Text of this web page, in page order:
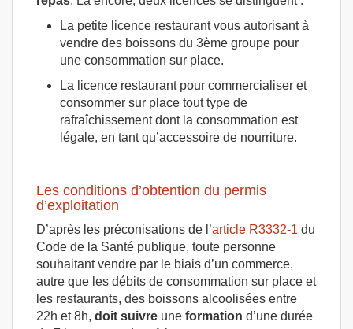
La petite licence restaurant vous autorisant à
vendre des boissons du 3ème groupe pour
une consommation sur place.
La licence restaurant pour commercialiser et
consommer sur place tout type de
rafraîchissement dont la consommation est
légale, en tant qu’accessoire de nourriture.
Les conditions d’obtention du permis
d’exploitation
D’après les préconisations de l’article R3332-1 du
Code de la Santé publique, toute personne
souhaitant vendre par le biais d’un commerce,
autre que les débits de consommation sur place et
les restaurants, des boissons alcoolisées entre
22h et 8h, doit suivre une formation d’une durée